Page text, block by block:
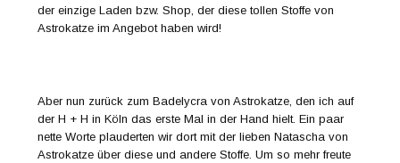
der einzige Laden bzw. Shop, der diese tollen Stoffe von
Astrokatze im Angebot haben wird!
Aber nun zurück zum Badelycra von Astrokatze, den ich auf
der H + H in Köln das erste Mal in der Hand hielt. Ein paar
nette Worte plauderten wir dort mit der lieben Natascha von
Astrokatze über diese und andere Stoffe. Um so mehr freute